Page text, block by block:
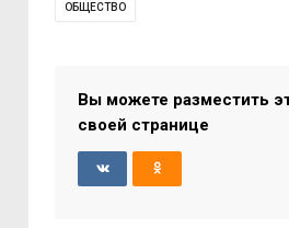
ОБЩЕСТВО
Вы можете разместить
своей странице